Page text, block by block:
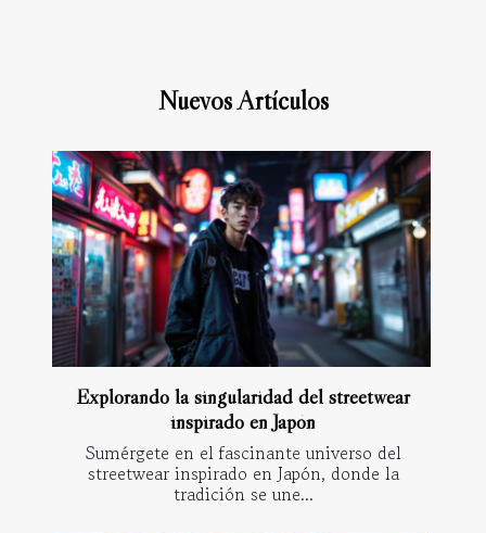
Nuevos Artículos
Explorando la singularidad del streetwear
inspirado en Japón
Sumérgete en el fascinante universo del
streetwear inspirado en Japón, donde la
tradición se une...